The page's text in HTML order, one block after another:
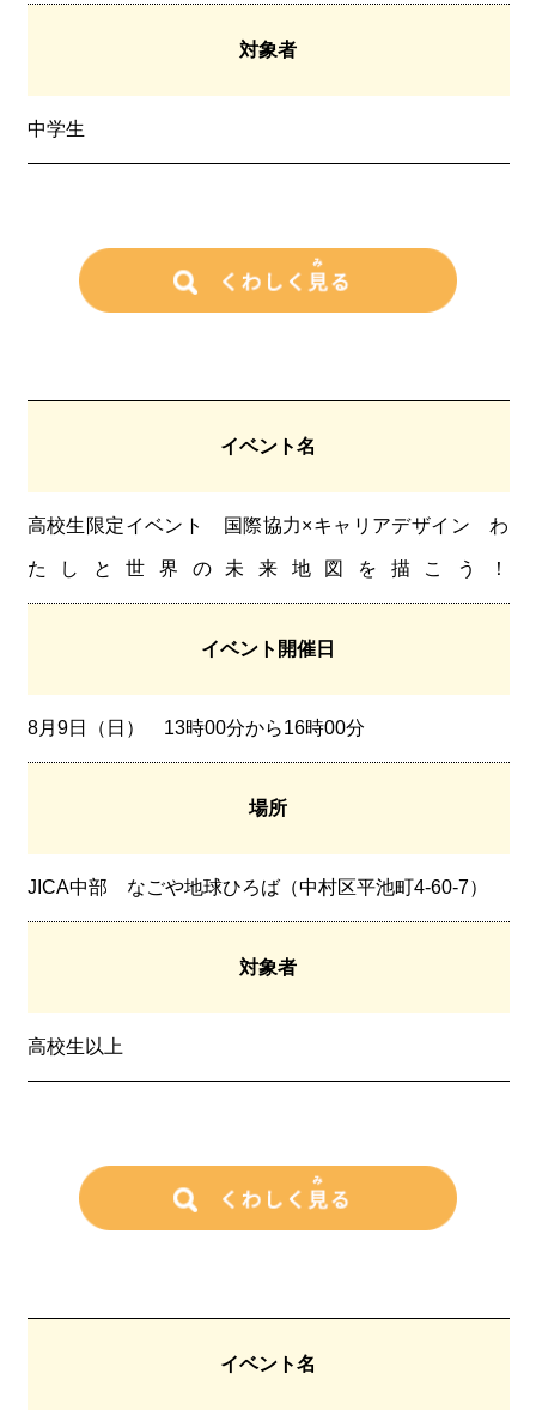
対象者
中学生
イベント名
高校生限定イベント 国際協力×キャリアデザイン わ
たしと世界の未来地図を描こう！
イベント開催日
8月9日（日） 13時00分から16時00分
場所
JICA中部 なごや地球ひろば（中村区平池町4-60-7）
対象者
高校生以上
イベント名